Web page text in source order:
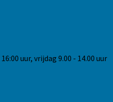
uur, vrijdag 9.00 - 14.00 uur